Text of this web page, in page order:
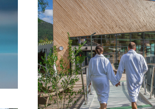
Berthemont-les-Bains